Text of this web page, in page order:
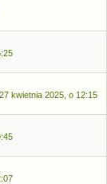
27 kwietnia 2025, o 12:15